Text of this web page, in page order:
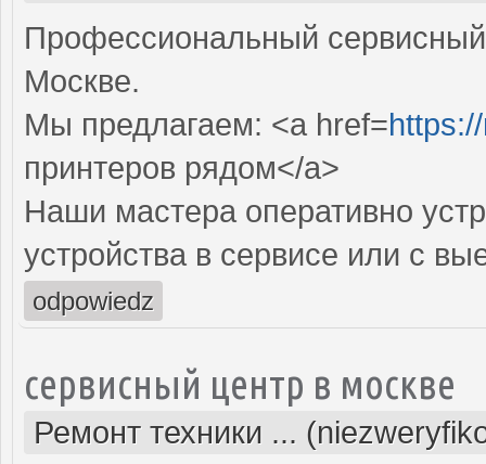
Профессиональный
Москве.
Мы предлагаем: <a href=
принтеров рядом</a>
Наши мастера оперативно
устройства в сервисе или с
odpowiedz
сервисный центр в москве
Ремонт техники ...